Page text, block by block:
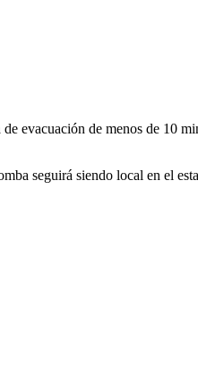
evacuación de menos de 10
seguirá siendo local en el